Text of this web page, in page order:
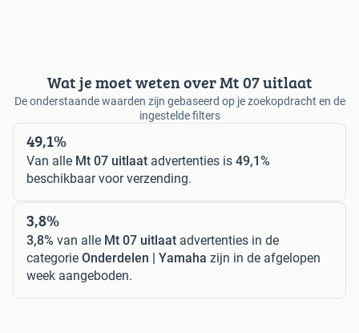
Wat je moet weten over Mt 07 uitlaat
De onderstaande waarden zijn gebaseerd op je zoekopdracht en de
ingestelde filters
49,1%
Van alle Mt 07 uitlaat advertenties is 49,1%
beschikbaar voor verzending.
3,8%
3,8% van alle Mt 07 uitlaat advertenties in de
categorie Onderdelen | Yamaha zijn in de afgelopen
week aangeboden.